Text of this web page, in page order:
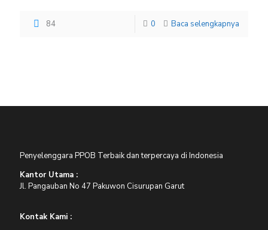
84 0 Baca selengkapnya
Penyelenggara PPOB Terbaik dan terpercaya di Indonesia
Kantor Utama :
Jl. Pangauban No 47 Pakuwon Cisurupan Garut
Kontak Kami :